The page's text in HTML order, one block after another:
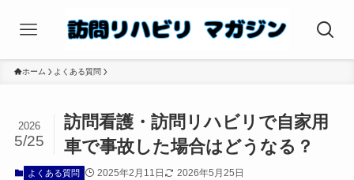
ホーム よくある質問
訪問看護・訪問リハビリで自家用
車で事故した場合はどうなる？
2026
5/25
よくある質問 2025年2月11日 2026年5月25日